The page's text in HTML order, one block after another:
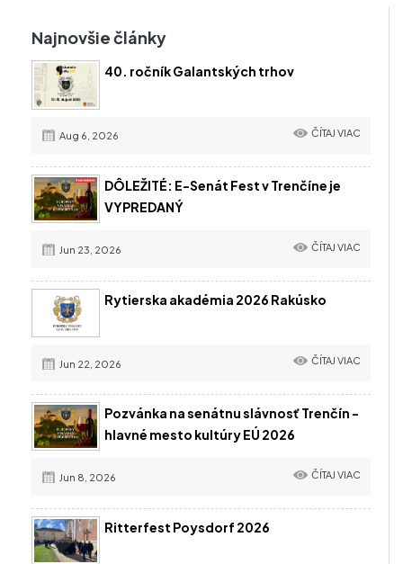
Najnovšie články
40. ročník Galantských trhov
Aug 6, 2026 ČÍTAJ VIAC
DÔLEŽITÉ: E-Senát Fest v Trenčíne je
VYPREDANÝ
Jun 23, 2026 ČÍTAJ VIAC
Rytierska akadémia 2026 Rakúsko
Jun 22, 2026 ČÍTAJ VIAC
Pozvánka na senátnu slávnosť Trenčín -
hlavné mesto kultúry EÚ 2026
Jun 8, 2026 ČÍTAJ VIAC
Ritterfest Poysdorf 2026